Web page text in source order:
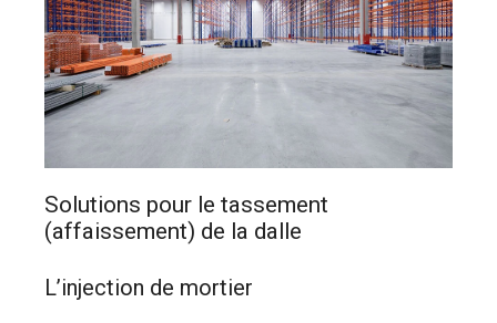
Solutions pour le tassement
(affaissement) de la dalle
L’injection de mortier